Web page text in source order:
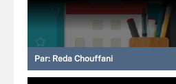
Par: Reda Chouffani